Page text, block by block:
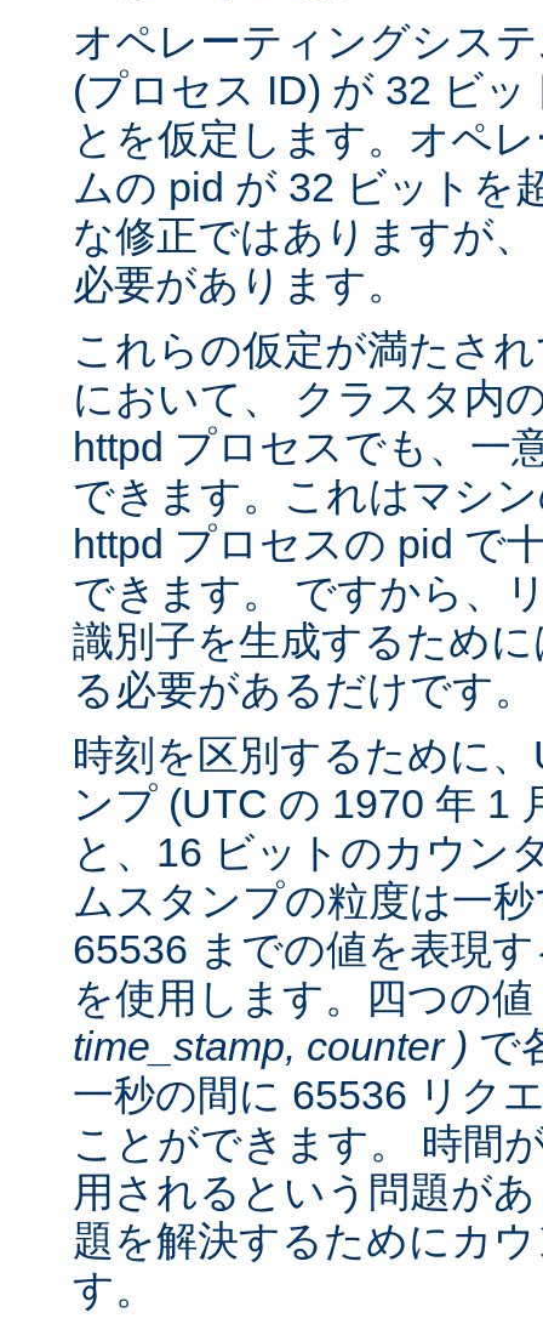
オペレーティングシス
(プロセス ID) が 32 ビ
とを仮定します。オペ
ムの pid が 32 ビットを
な修正ではありますが
必要があります。
これらの仮定が満たさ
において、 クラスタ内
httpd プロセスでも、一
できます。これはマシ
httpd プロセスの pid で
できます。 ですから、
識別子を生成するため
る必要があるだけです。
時刻を区別するために
ンプ (UTC の 1970 年 1
と、16 ビットのカウン
ムスタンプの粒度は一
65536 までの値を表現
を使用します。四つの値
time_stamp, counter ) で
一秒の間に 65536 リク
ことができます。 時間
用されるという問題が
題を解決するためにカ
す。